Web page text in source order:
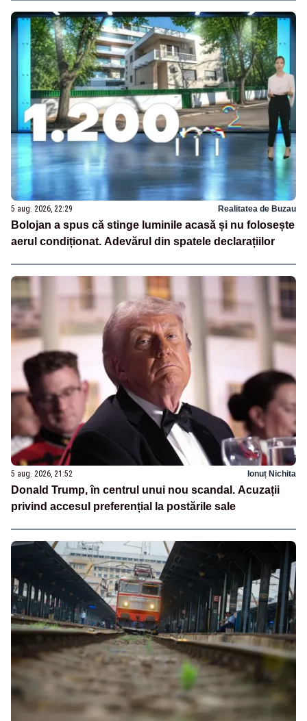
5 aug. 2026, 22:29 Realitatea de Buzau
Bolojan a spus că stinge luminile acasă și nu folosește
aerul condiționat. Adevărul din spatele declarațiilor
5 aug. 2026, 21:52 Ionuț Nichita
Donald Trump, în centrul unui nou scandal. Acuzații
privind accesul preferențial la postările sale